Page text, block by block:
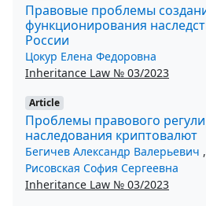
Правовые проблемы
функционирования
России
Цокур Елена Федоровна
Inheritance Law № 03/2023
Article
Проблемы правового
наследования криптовалют
Бегичев Александр Валерьевич ,
Рисовская София Сергеевна
Inheritance Law № 03/2023